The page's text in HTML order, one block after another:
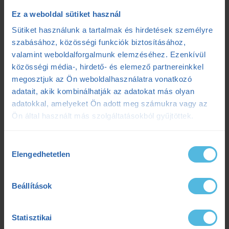
Ez a weboldal sütiket használ
Sütiket használunk a tartalmak és hirdetések személyre
szabásához, közösségi funkciók biztosításához,
valamint weboldalforgalmunk elemzéséhez. Ezenkívül
közösségi média-, hirdető- és elemező partnereinkkel
megosztjuk az Ön weboldalhasználatra vonatkozó
adatait, akik kombinálhatják az adatokat más olyan
adatokkal, amelyeket Ön adott meg számukra vagy az
Ön által használt más szolgáltatásokból gyűjtöttek.
kiválasztása
Elengedhetetlen
Beállítások
Statisztikai
ensport ENSPORT Prémium
futóedzés futótechnika gazdaságosság
gyógytorna intervall kerékpár laktát
laktátmérés MLSS nutrium Prémium
regeneráció